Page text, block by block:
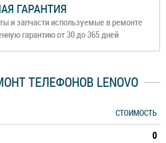
ГАРАНТИЯ
и запчасти используемые в ремонте
гарантию от 30 до 365 дней
ТЕЛЕФОНОВ LENOVO
СТОИМОСТЬ
0